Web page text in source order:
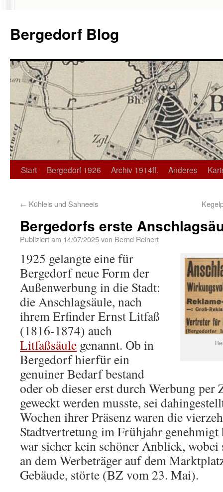
Bergedorf Blog
Start Bergedorf 1926 Archiv 1914ff. Anderes
← Kühleis und Sahneeis
Bergedorfs erste
Publiziert am 14/07/2025von Bernd Reinert
1925 gelangte eine für
Bergedorf neue Form der
Außenwerbung in die Stadt:
die Anschlagsäule, nach
ihrem Erfinder Ernst Litfaß
(1816-1874) auch
Litfaßsäule genannt. Ob in
Bergedorf hierfür ein
genuiner Bedarf bestand
oder ob dieser erst durch Werbung per
geweckt werden musste, sei
Wochen ihrer Präsenz waren die
Stadtvertretung im Frühjahr genehmigt
war sicher kein schöner Anblick,
an dem Werbeträger auf dem
Gebäude, störte (BZ vom 23. Mai).